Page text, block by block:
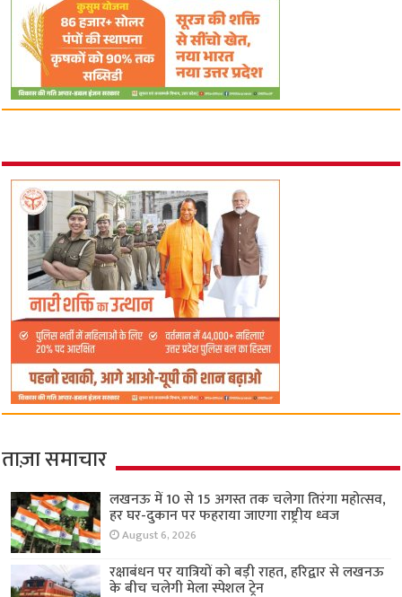
ताज़ा समाचार
लखनऊ में 10 से 15 अगस्त तक चलेगा तिरंगा महोत्सव,
हर घर-दुकान पर फहराया जाएगा राष्ट्रीय ध्वज
August 6, 2026
रक्षाबंधन पर यात्रियों को बड़ी राहत, हरिद्वार से लखनऊ
के बीच चलेगी मेला स्पेशल ट्रेन